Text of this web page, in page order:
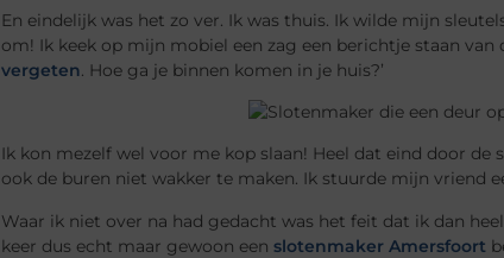
En eindelijk was het zo ver. Ik was thuis. Ik wilde mijn
om! Ik keek op mijn mobiel een zag een berichtje staan van
vergeten . Hoe ga je binnen komen in je huis?’
Ik kon mezelf wel voor me kop slaan! Heel dat eind door
ook de buren niet wakker te maken. Ik stuurde mijn vriend
Waar ik niet over na had gedacht was het feit dat ik dan
keer dus echt maar gewoon een slotenmaker Amersfoort